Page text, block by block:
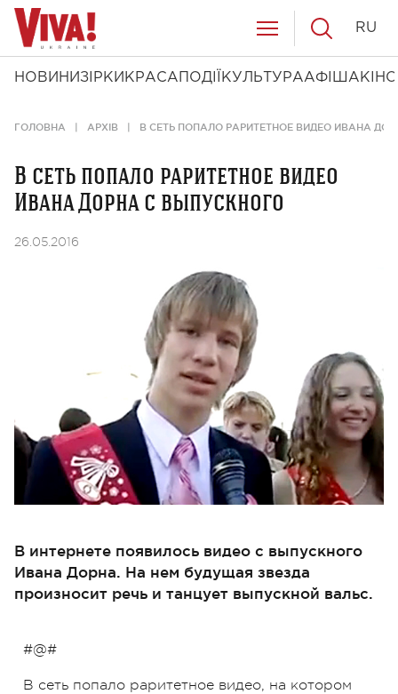
НОВИНИ ЗІРКИ КРАСА ПОДІЇ КУЛЬТУРААФІША КІНО
RU
ГОЛОВНА АРХІВ В СЕТЬ ПОПАЛО РАРИТЕТНОЕ ВИДЕО ИВАНА
В сеть попало раритетное видео
Ивана Дорна с выпускного
26.05.2016
В интернете появилось видео с выпускного
Ивана Дорна. На нем будущая звезда
произносит речь и танцует выпускной вальс.
#@#
В сеть попало раритетное видео, на котором